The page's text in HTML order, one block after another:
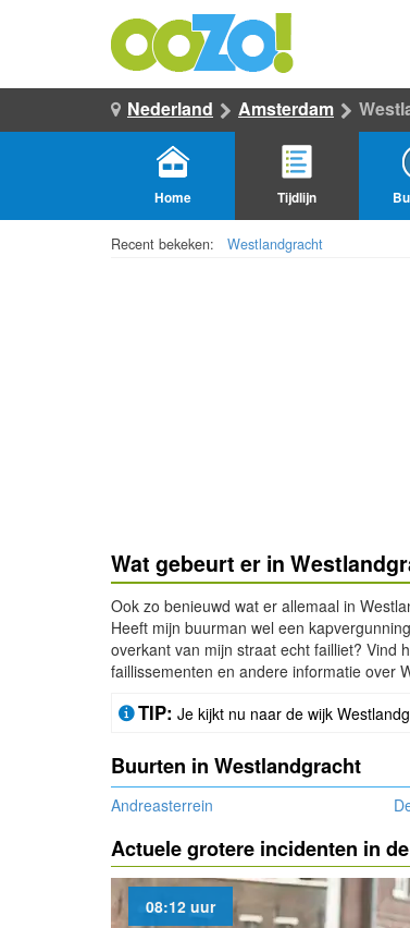
Nederland Amsterdam
Home Tijdlijn
Recent bekeken: Westlandgracht
Wat gebeurt er in
Ook zo benieuwd wat er allemaal in
Heeft mijn buurman wel een
overkant van mijn straat echt failliet? Vind
faillissementen en andere informatie over
TIP: Je kijkt nu naar de wijk
Buurten in Westlandgracht
Andreasterrein
Actuele grotere incidenten in
08:12 uur